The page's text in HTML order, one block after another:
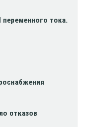
переменного тока.
отказов